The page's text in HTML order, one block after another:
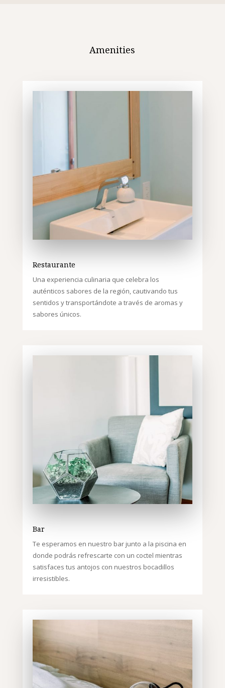
Amenities
Restaurante
Una experiencia culinaria que celebra los
auténticos sabores de la región, cautivando tus
sentidos y transportándote a través de aromas y
sabores únicos.
Bar
Te esperamos en nuestro bar junto a la piscina en
donde podrás refrescarte con un coctel mientras
satisfaces tus antojos con nuestros bocadillos
irresistibles.